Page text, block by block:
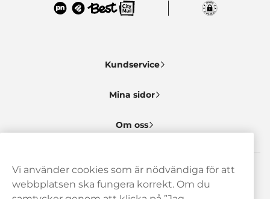
Behöver du hjälp? Kontakta oss gärna!
Kundservice
Mina sidor
Om oss
Vi använder cookies som är nödvändiga för att
webbplatsen ska fungera korrekt. Om du